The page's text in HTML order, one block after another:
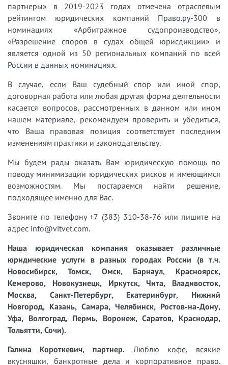
партнеры» в 2019-2023 годах отмечена отраслевым
рейтингом юридических компаний Право.ру-300 в
номинациях «Арбитражное судопроизводство»,
«Разрешение споров в судах общей юрисдикции» и
является одной из 50 региональных компаний по всей
России в данных номинациях.
В случае, если Ваш судебный спор или иной спор,
договорная работа или любая другая форма деятельности
касается вопросов, рассмотренных в данном или ином
нашем материале, рекомендуем проверить и убедиться,
что Ваша правовая позиция соответствует последним
изменениям практики и законодательству.
Мы будем рады оказать Вам юридическую помощь по
поводу минимизации юридических рисков и имеющимся
возможностям. Мы постараемся найти решение,
подходящее именно для Вас.
Звоните по телефону +7 (383) 310-38-76 или пишите на
адрес info@vitvet.com.
Наша юридическая компания оказывает различные
юридические услуги в разных городах России (в т.ч.
Новосибирск, Томск, Омск, Барнаул, Красноярск,
Кемерово, Новокузнецк, Иркутск, Чита, Владивосток,
Москва, Санкт-Петербург, Екатеринбург, Нижний
Новгород, Казань, Самара, Челябинск, Ростов-на-Дону,
Уфа, Волгоград, Пермь, Воронеж, Саратов, Краснодар,
Тольятти, Сочи).
Галина Короткевич, партнер. Люблю кофе, всякие
вкусняшки, банкротные дела и корпоративное право.